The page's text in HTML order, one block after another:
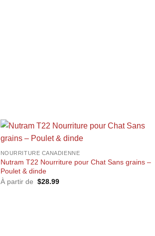
+
NOURRITURE CANADIENNE
Nutram T22 Nourriture pour Chat Sans grains –
Poulet & dinde
À partir de $28.99